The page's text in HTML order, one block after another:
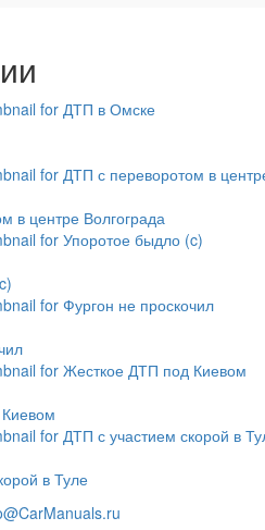
в центре Волгограда
в Туле